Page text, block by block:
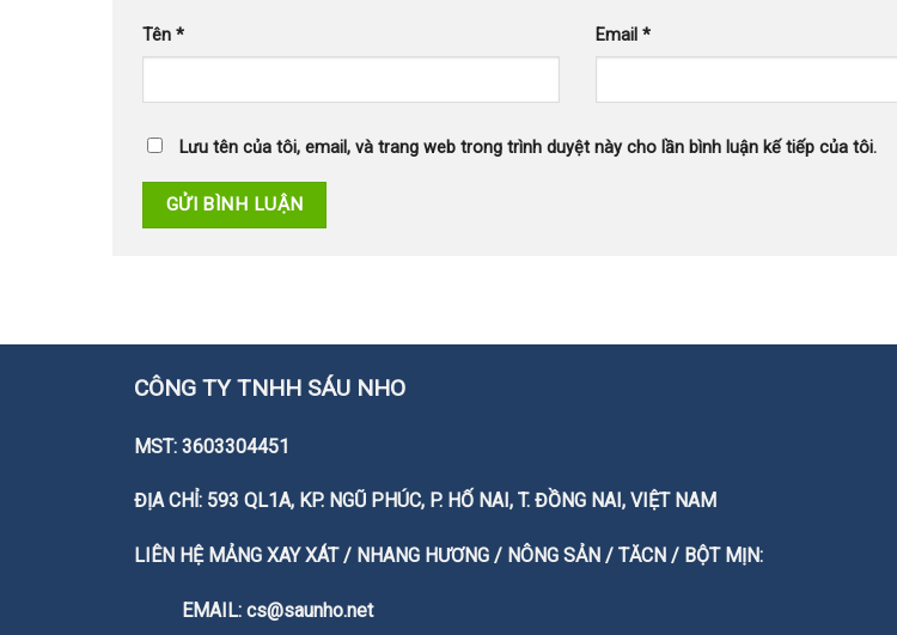
Tên * Email *
Lưu tên của tôi, email, và trang web trong trình duyệt này cho lần bình luận kế tiếp của tôi.
CÔNG TY TNHH SÁU NHO
MST: 3603304451
ĐỊA CHỈ: 593 QL1A, KP. NGŨ PHÚC, P. HỐ NAI, T. ĐỒNG NAI, VIỆT NAM
LIÊN HỆ MẢNG XAY XÁT / NHANG HƯƠNG / NÔNG SẢN / TĂCN / BỘT MỊN:
EMAIL: cs@saunho.net